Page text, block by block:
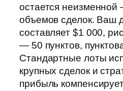
остается неизменной
объемов сделок. Ваш
составляет $1 000,
— 50 пунктов,
Стандартные лоты
крупных сделок и
прибыль